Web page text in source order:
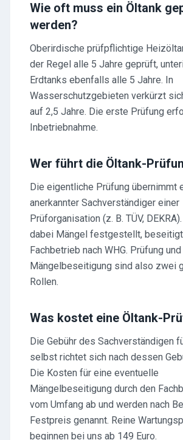
Wie oft muss ein Öltank
werden?
Oberirdische prüfpflichtige
der Regel alle 5 Jahre geprüft,
Erdtanks ebenfalls alle 5 Jahre. In
Wasserschutzgebieten verkürzt
auf 2,5 Jahre. Die erste Prüfung
Inbetriebnahme.
Wer führt die Öltank-
Die eigentliche Prüfung übernimmt
anerkannter Sachverständiger einer
Prüforganisation (z. B. TÜV,
dabei Mängel festgestellt,
Fachbetrieb nach WHG. Prüfung und
Mängelbeseitigung sind also zwei
Rollen.
Was kostet eine Öltank-
Die Gebühr des Sachverständigen
selbst richtet sich nach dessen
Die Kosten für eine eventuelle
Mängelbeseitigung durch den
vom Umfang ab und werden nach
Festpreis genannt. Reine
beginnen bei uns ab 149 Euro.